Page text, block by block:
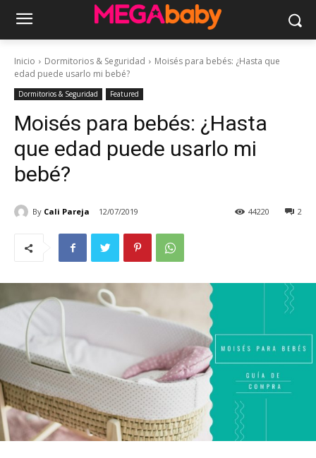
Inicio Dormitorios & Seguridad
Moisés para bebés: ¿Hasta que
edad puede usarlo mi bebé?
Dormitorios & Seguridad Featured
Moisés para bebés: ¿Hasta
que edad puede usarlo mi
bebé?
By Cali Pareja 12/07/2019 2
44220